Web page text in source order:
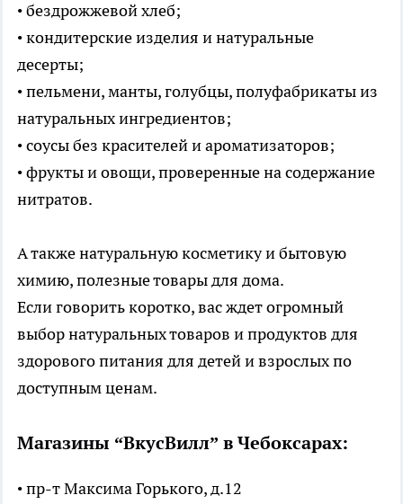
• бездрожжевой хлеб;
• кондитерские изделия и натуральные
десерты;
• пельмени, манты, голубцы, полуфабрикаты из
натуральных ингредиентов;
• соусы без красителей и ароматизаторов;
• фрукты и овощи, проверенные на содержание
нитратов.
А также натуральную косметику и бытовую
химию, полезные товары для дома.
Если говорить коротко, вас ждет огромный
выбор натуральных товаров и продуктов для
здорового питания для детей и взрослых по
доступным ценам.
Магазины “ВкусВилл” в Чебоксарах:
• пр-т Максима Горького, д.12